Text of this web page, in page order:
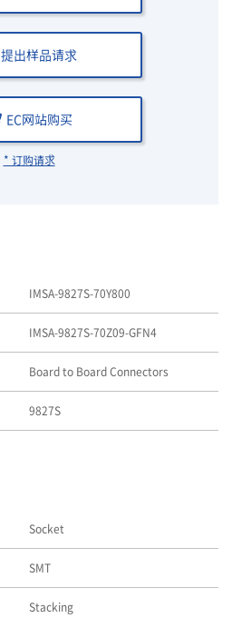
提出样品请求
EC网站购买
* 订购请求
IMSA-9827S-70Y800
IMSA-9827S-70Z09-GFN4
Board to Board Connectors
9827S
Socket
SMT
Stacking